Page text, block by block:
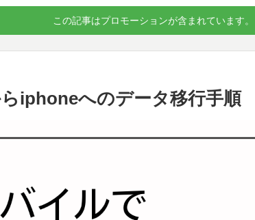
この記事はプロモーションが含まれています。
iphoneへのデータ移行手順